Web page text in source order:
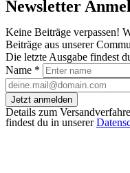
Newsletter
Keine Beiträge verpassen!
Beiträge aus unserer
Die letzte Ausgabe findest
Name *
Jetzt anmelden
Details zum
findest du in unserer